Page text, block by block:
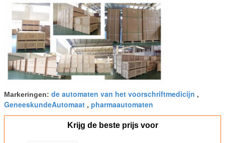
Markeringen: de automaten van het voorschriftmedicijn ,
GeneeskundeAutomaat , pharmaautomaten
Krijg de beste prijs voor